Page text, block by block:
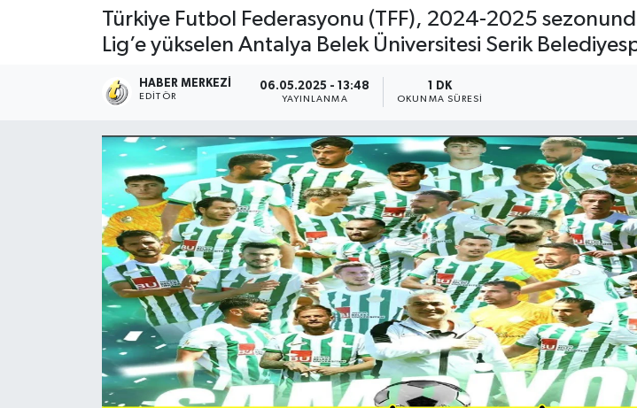
Türkiye Futbol Federasyonu (TFF), 2024-2025
Lig’e yükselen Antalya Belek Üniversitesi Serik
HABER MERKEZI
EDITÖR
06.05.2025 - 13:48
YAYINLANMA
1 DK
OKUNMA SÜRESI
Vefat Edenler